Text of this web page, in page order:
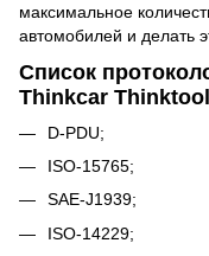
максимальное
автомобилей и делать
Список
Thinkcar
D-PDU;
ISO-15765;
SAE-J1939;
ISO-14229;